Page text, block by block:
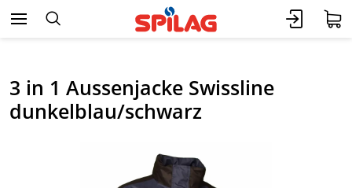
3 in 1 Aussenjacke Swissline
dunkelblau/schwarz